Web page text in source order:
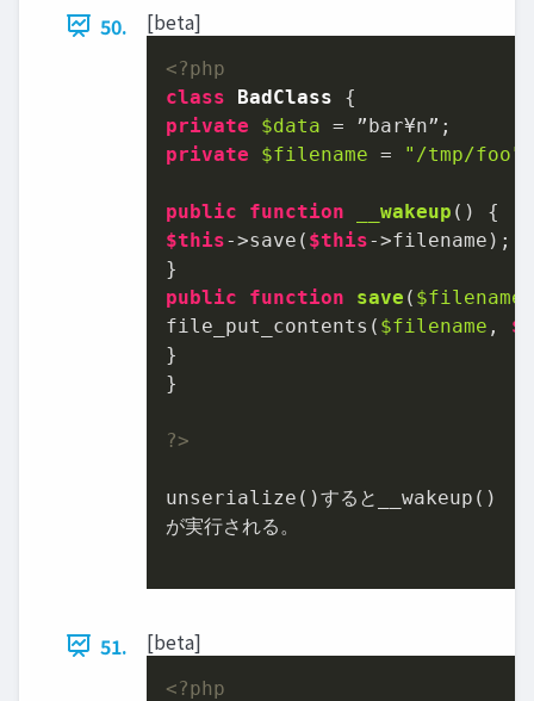
50. [beta]
<?php
class
BadClass
private
$data
private
$filename = "/tmp/foo"
public function __wakeup ( )
$this->save( $this->filename);
public
function save ( $filename
file_put_contents( $filename ,
}
}
?>
unserialize()すると__wakeup()
が実行される。
51. [beta]
<?php